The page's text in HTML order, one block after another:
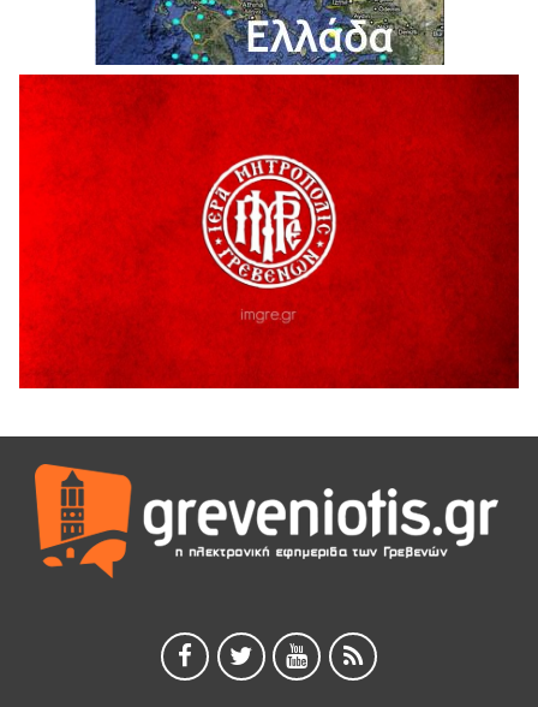
Ο ΑΝΔΡΕΑΣ ΑΣΛΑΝΙΔΗΣ ΣΥΝΕΧΙΖΕΙ ΣΤΟΝ ΠΡΩΤΕΑ
ΓΡΕΒΕΝΩΝ
5 Αυγούστου 2026
Ευχαριστήριο Εκπολιτιστικού Συλλόγου Ταξιάρχη προς κ.
Παρασχάκη Αθανάσιο
Διακοπή υδροδότησης του Α΄ κλάδου ύδρευσης
5 Αυγούστου 2026
Η Marseaux στα Γρεβενά για μια μοναδική συναυλία
Θερινό Σινεμά στο πλαίσιο του «Πολιτιστικού
Καλοκαιριού 2026» με την βραβευμένη ταινία «Μικρές
Ανάσες».
Γρεβενά: Συνελήφθη 18χρονος αλλοδαπός, για κλοπή
εξοπλισμού γυμναστηρίου
5 Αυγούστου 2026
ΑΗ ΛΑΟΣ | 5 Αυγούστου | Υπαίθριο Θέατρο “Καστράκι”,
Γρεβενά
5 Αυγούστου 2026
5 Αυγούστου 2026